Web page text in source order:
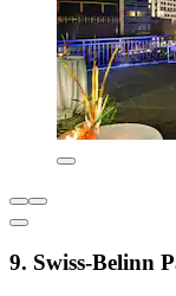
9. Swiss-Belinn